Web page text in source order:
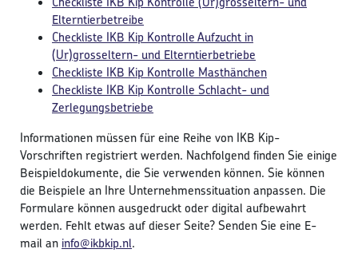
Elterntierbetreibe
Checkliste IKB Kip Kontrolle Aufzucht in
(Ur)grosseltern- und Elterntierbetriebe
Checkliste IKB Kip Kontrolle Masthänchen
Checkliste IKB Kip Kontrolle Schlacht- und
Zerlegungsbetriebe
Informationen müssen für eine Reihe von IKB Kip-
Vorschriften registriert werden. Nachfolgend finden Sie einige
Beispieldokumente, die Sie verwenden können. Sie können
die Beispiele an Ihre Unternehmenssituation anpassen. Die
Formulare können ausgedruckt oder digital aufbewahrt
werden. Fehlt etwas auf dieser Seite? Senden Sie eine E-
mail an info@ikbkip.nl.